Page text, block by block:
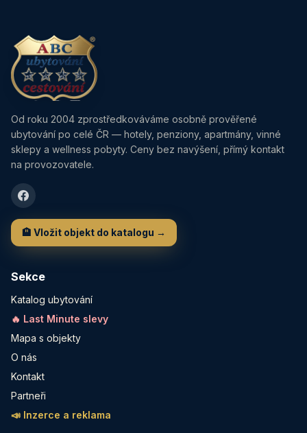
Od roku 2004 zprostředkováváme osobně prověřené
ubytování po celé ČR — hotely, penziony, apartmány, vinné
sklepy a wellness pobyty. Ceny bez navýšení, přímý kontakt
na provozovatele.
🏨 Vložit objekt do katalogu →
Sekce
Katalog ubytování
🔥 Last Minute slevy
Mapa s objekty
O nás
Kontakt
Partneři
📣 Inzerce a reklama